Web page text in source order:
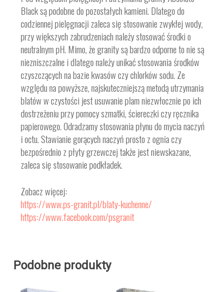
Black są podobne do pozostałych kamieni. Dlatego do
codziennej pielęgnacji zaleca się stosowanie zwykłej wody,
przy większych zabrudzeniach należy stosować środki o
neutralnym pH. Mimo, że granity są bardzo odporne to nie są
niezniszczalne i dlatego należy unikać stosowania środków
czyszczących na bazie kwasów czy chlorków sodu. Ze
względu na powyższe, najskuteczniejszą metodą utrzymania
blatów w czystości jest usuwanie plam niezwłocznie po ich
dostrzeżeniu przy pomocy szmatki, ściereczki czy ręcznika
papierowego. Odradzamy stosowania płynu do mycia naczyń
i octu. Stawianie gorących naczyń prosto z ognia czy
bezpośrednio z płyty grzewczej także jest niewskazane,
zaleca się stosowanie podkładek.
Zobacz więcej:
https://www.ps-granit.pl/blaty-kuchenne/
https://www.facebook.com/psgranit
Podobne produkty